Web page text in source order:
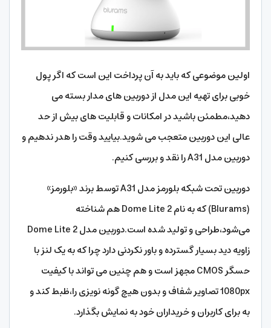
اولین موضوعی که باید به آن پرداخت این است که اگر پول
خوبی برای تهیه این مدل از دوربین های مدار بسته می
دهید،مطمئن باشید در امکانات و قابلیت های بیش از حد
عالی این دوربین متعجب می شوید.بیایید وقت را هدر ندهیم و
دوربین مدل A31 را نقد و بررسی کنیم.
دوربین تحت شبکه بلورمز مدل A31 توسط برند «بلورمز»
(Blurams) که به نام Dome Lite 2 هم شناخته
می‌شود،طراحی و تولید شده است.دوربین مدل Dome Lite 2
زاویه دید بسیار گسترده‌ و باور نکردنی دارد چرا که به یک لنز با
حسگر CMOS مجهز است و هم چنین می تواند با کیفیت
1080px تصاویر شفاف و بدون هیچ گونه نویزی را،ظبط کند و
به برای کاربران و خریداران خود به نمایش بگذارد.